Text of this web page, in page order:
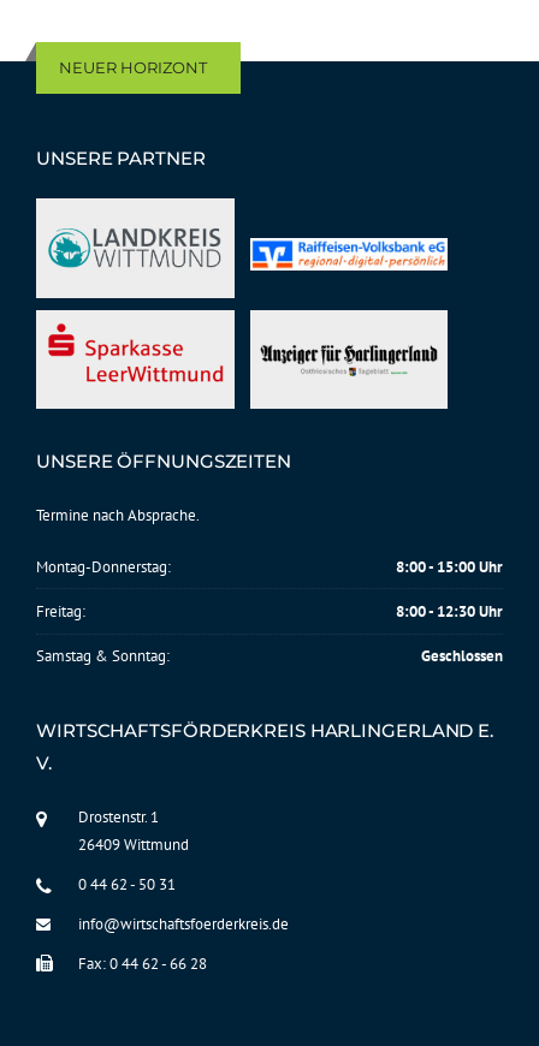
NEUER HORIZONT
UNSERE PARTNER
UNSERE ÖFFNUNGSZEITEN
Termine nach Absprache.
Montag-Donnerstag: 8:00 - 15:00 Uhr
Freitag: 8:00 - 12:30 Uhr
Samstag & Sonntag: Geschlossen
WIRTSCHAFTSFÖRDERKREIS HARLINGERLAND E.
V.
Drostenstr. 1
26409 Wittmund
0 44 62 - 50 31
info@wirtschaftsfoerderkreis.de
Fax: 0 44 62 - 66 28